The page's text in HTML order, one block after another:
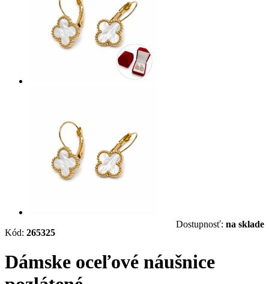
Kód: 265325
Dostupnosť: na sklade
Dámske oceľové náušnice